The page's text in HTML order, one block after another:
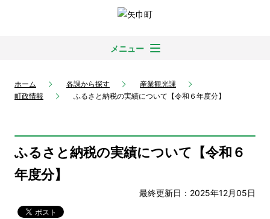
メニュー
ホーム 各課から探す
産業観光課
町政情報
ふるさと納税の実績について【令和６年度分】
ふるさと納税の実績について【令和６
年度分】
最終更新日：2025年12月05日